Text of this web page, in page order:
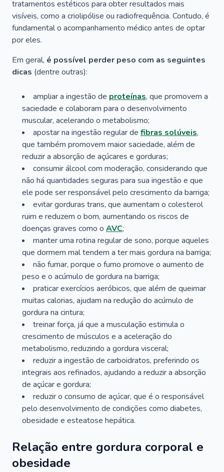
tratamentos estéticos para obter resultados mais
visíveis, como a criolipólise ou radiofrequência. Contudo, é
fundamental o acompanhamento médico antes de optar
por eles.
Em geral, é possível perder peso com as seguintes
dicas (dentre outras):
ampliar a ingestão de proteínas, que promovem a
saciedade e colaboram para o desenvolvimento
muscular, acelerando o metabolismo;
apostar na ingestão regular de fibras solúveis,
que também promovem maior saciedade, além de
reduzir a absorção de açúcares e gorduras;
consumir álcool com moderação, considerando que
não há quantidades seguras para sua ingestão e que
ele pode ser responsável pelo crescimento da barriga;
evitar gorduras trans, que aumentam o colesterol
ruim e reduzem o bom, aumentando os riscos de
doenças graves como o AVC;
manter uma rotina regular de sono, porque aqueles
que dormem mal tendem a ter mais gordura na barriga;
não fumar, porque o fumo promove o aumento de
peso e o acúmulo de gordura na barriga;
praticar exercícios aeróbicos, que além de queimar
muitas calorias, ajudam na redução do acúmulo de
gordura na cintura;
treinar força, já que a musculação estimula o
crescimento de músculos e a aceleração do
metabolismo, reduzindo a gordura visceral;
reduzir a ingestão de carboidratos, preferindo os
integrais aos refinados, ajudando a reduzir a absorção
de açúcar e gordura;
reduzir o consumo de açúcar, que é o responsável
pelo desenvolvimento de condições como diabetes,
obesidade e esteatose hepática.
Relação entre gordura corporal e
obesidade